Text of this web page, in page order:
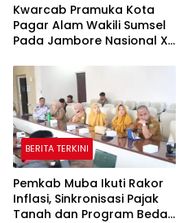
Kwarcab Pramuka Kota
Pagar Alam Wakili Sumsel
Pada Jambore Nasional XII
BERITA TERKINI
Pemkab Muba Ikuti Rakor
Inflasi, Sinkronisasi Pajak
Tanah dan Program Bedah